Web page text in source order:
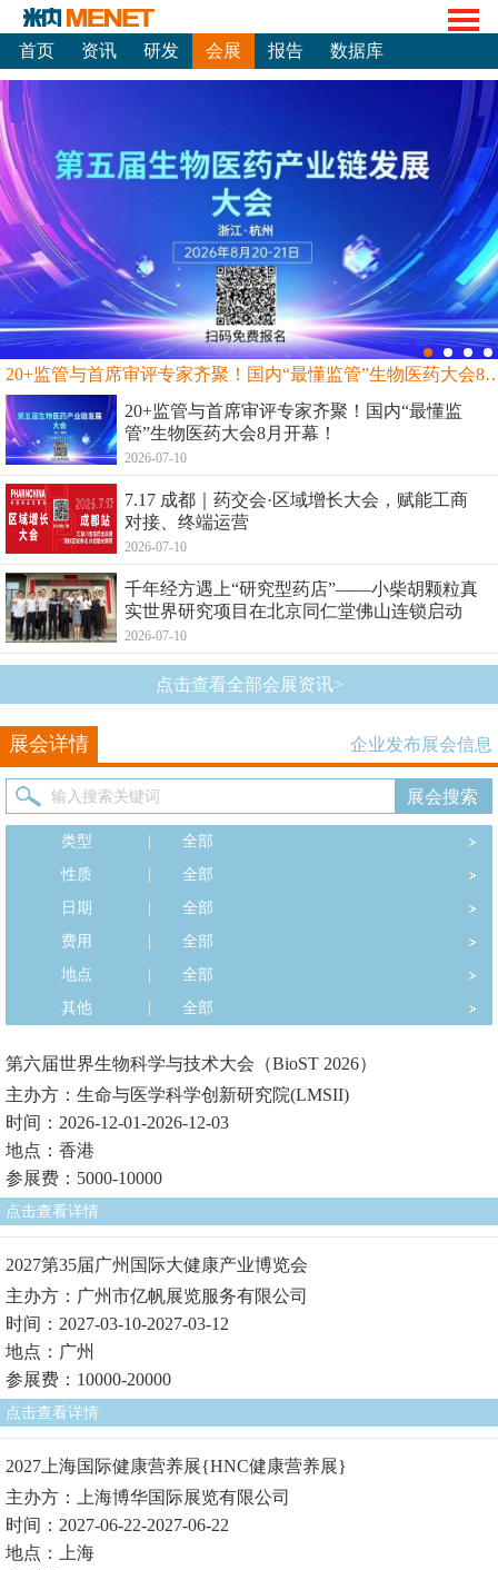
首页 资讯 研发 会展 报告 数据库
20+监管与首席审评专家齐聚！国内“最
20+监管与首席审评专家齐聚！国内“最懂监
管”生物医药大会8月开幕！
2026-07-10
7.17 成都｜药交会·区域增长大会，赋能工商
对接、终端运营
2026-07-10
千年经方遇上“研究型药店”——小柴胡颗粒真
实世界研究项目在北京同仁堂佛山连锁启动
2026-07-10
点击查看全部会展资讯>
展会详情 企业发布展会信息
类型
全部
性质
全部
日期
全部
费用
全部
地点
全部
其他
全部
第六届世界生物科学与技术大会（BioST 2026）
主办方：生命与医学科学创新研究院(LMSII)
时间：2026-12-01-2026-12-03
地点：香港
参展费：5000-10000
点击查看详情
2027第35届广州国际大健康产业博览会
主办方：广州市亿帆展览服务有限公司
时间：2027-03-10-2027-03-12
地点：广州
参展费：10000-20000
点击查看详情
2027上海国际健康营养展{HNC健康营养展}
主办方：上海博华国际展览有限公司
时间：2027-06-22-2027-06-22
地点：上海